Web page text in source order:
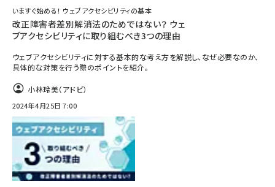
いますぐ始める！ ウェブアクセシビリティの基本
改正障害者差別解消法のためではない？ ウェ
ブアクセシビリティに取り組むべき3つの理由
ウェブアクセシビリティに対する基本的な考え方を解説し、なぜ必要なのか、
具体的な対策を行う際のポイントを紹介。
小林玲美（アドビ）
2024年4月25日 7:00